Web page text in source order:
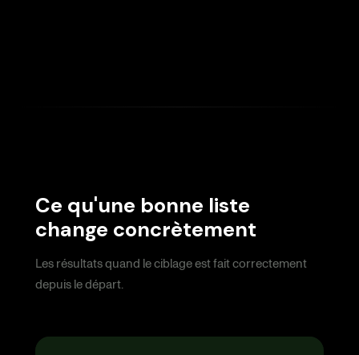
Ce qu'une bonne liste
change concrètement
Les résultats quand le ciblage est fait correctement
depuis le départ.